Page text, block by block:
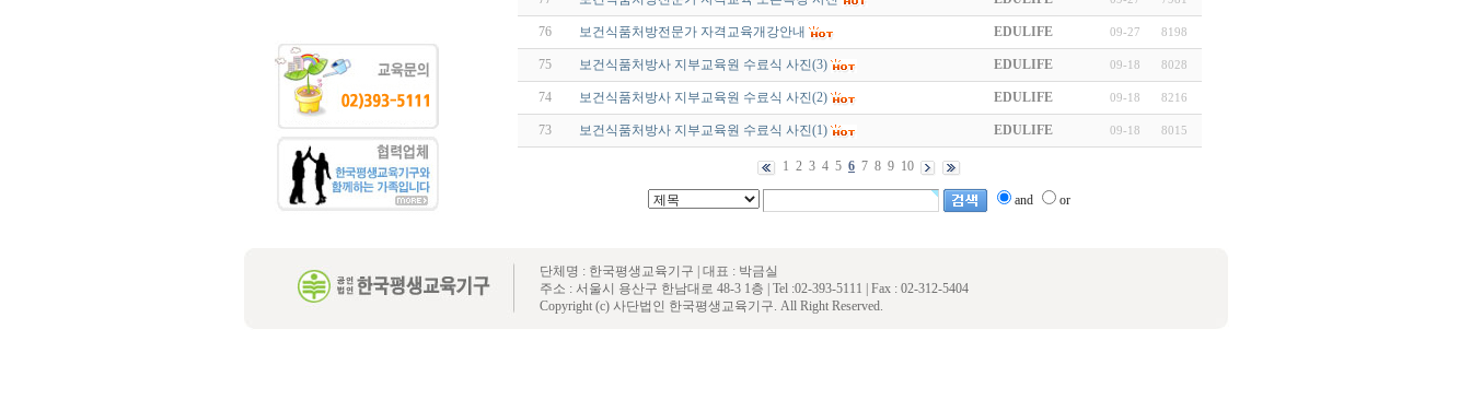
76 보건식품처방전문가 자격교육개강안내 EDULIFE 09-27 8198
75 보건식품처방사 지부교육원 수료식 사진(3) EDULIFE 09-18 8028
74 보건식품처방사 지부교육원 수료식 사진(2) EDULIFE 09-18 8216
73 보건식품처방사 지부교육원 수료식 사진(1) EDULIFE 09-18 8015
1 2 3 4 5 6 7 8 9 10
and or
단체명 : 한국평생교육기구 | 대표 : 박금실
주소 : 서울시 용산구 한남대로 48-3 1층 | Tel :02-393-5111 | Fax : 02-312-5404
Copyright (c) 사단법인 한국평생교육기구. All Right Reserved.